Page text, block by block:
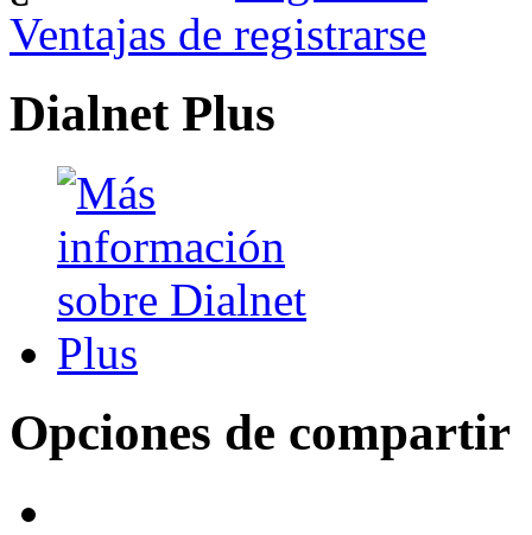
Ventajas de registrarse
Dialnet Plus
Opciones de compartir